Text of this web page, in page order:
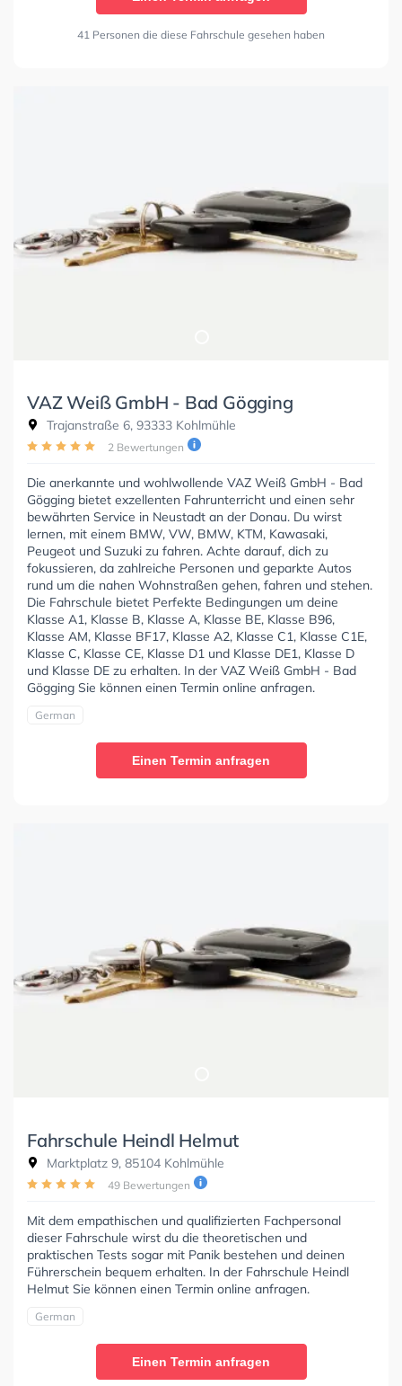
41 Personen die diese Fahrschule gesehen haben
VAZ Weiß GmbH - Bad Gögging
Trajanstraße 6, 93333 Kohlmühle
2 Bewertungen
Die anerkannte und wohlwollende VAZ Weiß GmbH - Bad
Gögging bietet exzellenten Fahrunterricht und einen sehr
bewährten Service in Neustadt an der Donau. Du wirst
lernen, mit einem BMW, VW, BMW, KTM, Kawasaki,
Peugeot und Suzuki zu fahren. Achte darauf, dich zu
fokussieren, da zahlreiche Personen und geparkte Autos
rund um die nahen Wohnstraßen gehen, fahren und stehen.
Die Fahrschule bietet Perfekte Bedingungen um deine
Klasse A1, Klasse B, Klasse A, Klasse BE, Klasse B96,
Klasse AM, Klasse BF17, Klasse A2, Klasse C1, Klasse C1E,
Klasse C, Klasse CE, Klasse D1 und Klasse DE1, Klasse D
und Klasse DE zu erhalten. In der VAZ Weiß GmbH - Bad
Gögging Sie können einen Termin online anfragen.
German
Einen Termin anfragen
Fahrschule Heindl Helmut
Marktplatz 9, 85104 Kohlmühle
49 Bewertungen
Mit dem empathischen und qualifizierten Fachpersonal
dieser Fahrschule wirst du die theoretischen und
praktischen Tests sogar mit Panik bestehen und deinen
Führerschein bequem erhalten. In der Fahrschule Heindl
Helmut Sie können einen Termin online anfragen.
German
Einen Termin anfragen